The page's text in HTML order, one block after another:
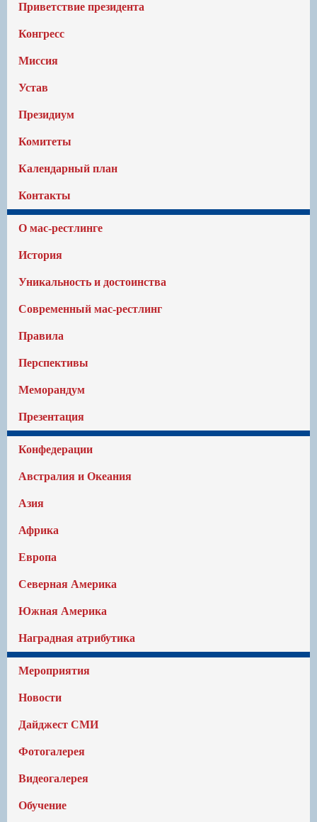
Приветствие президента
Конгресс
Миссия
Устав
Президиум
Комитеты
Календарный план
Контакты
О мас-рестлинге
История
Уникальность и достоинства
Современный мас-рестлинг
Правила
Перспективы
Меморандум
Презентация
Конфедерации
Австралия и Океания
Азия
Африка
Европа
Северная Америка
Южная Америка
Наградная атрибутика
Мероприятия
Новости
Дайджест СМИ
Фотогалерея
Видеогалерея
Обучение